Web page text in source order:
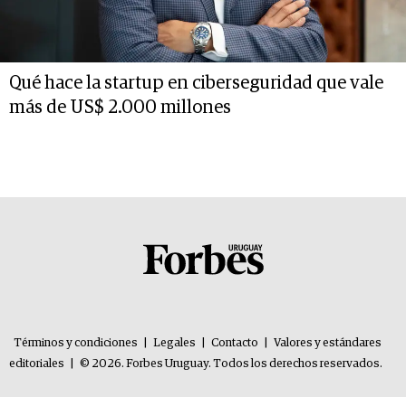
Qué hace la startup en ciberseguridad que vale
más de US$ 2.000 millones
Términos y condiciones Legales Contacto
Valores y estándares
editoriales
© 2026. Forbes Uruguay. Todos los derechos reservados.